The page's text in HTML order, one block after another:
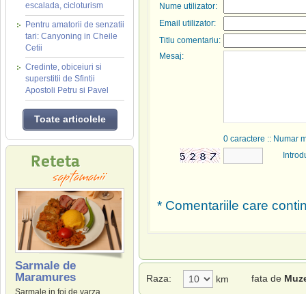
escalada, cicloturism
Pentru amatorii de senzatii
tari: Canyoning in Cheile
Cetii
Credinte, obiceiuri si
superstitii de Sfintii
Apostoli Petru si Pavel
Toate articolele
Sarmale de
Maramures
Nume utilizator:
Email utilizator:
Titlu comentariu:
Mesaj:
0 caractere :: Numar
* Comentariile care
Raza: km fata de